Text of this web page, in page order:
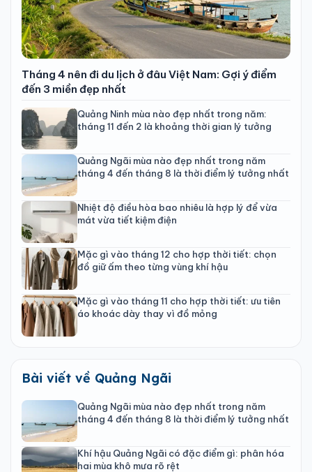
Tháng 4 nên đi du lịch ở đâu Việt Nam: Gợi ý điểm
đến 3 miền đẹp nhất
Quảng Ninh mùa nào đẹp nhất trong năm:
tháng 11 đến 2 là khoảng thời gian lý tưởng
Quảng Ngãi mùa nào đẹp nhất trong năm
tháng 4 đến tháng 8 là thời điểm lý tưởng nhất
Nhiệt độ điều hòa bao nhiêu là hợp lý để vừa
mát vừa tiết kiệm điện
Mặc gì vào tháng 12 cho hợp thời tiết: chọn
đồ giữ ấm theo từng vùng khí hậu
Mặc gì vào tháng 11 cho hợp thời tiết: ưu tiên
áo khoác dày thay vì đồ mỏng
Bài viết về Quảng Ngãi
Quảng Ngãi mùa nào đẹp nhất trong năm
tháng 4 đến tháng 8 là thời điểm lý tưởng nhất
Khí hậu Quảng Ngãi có đặc điểm gì: phân hóa
hai mùa khô mưa rõ rệt